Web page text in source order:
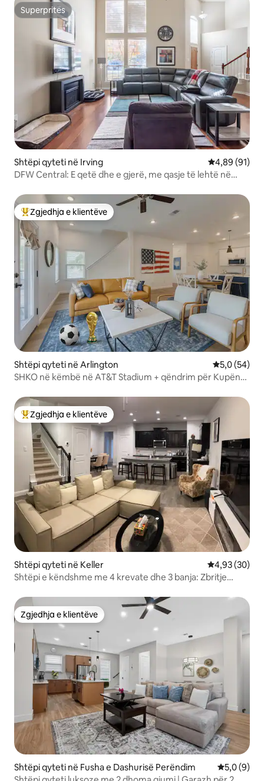
Superpritës
Superpritës
Shtëpi qyteti në Irving Vlerësimi
4,89 (91)
DFW Central: E qetë dhe e gjerë, me qasje të lehtë në
Më të mirat e zgjedhjeve të klientëve
Zgjedhja e klientëve
Shtëpi qyteti në Arlington Vlerësimi
5,0 (54)
SHKO në këmbë në AT&T Stadium + qëndrim për Kupën
Më të mirat e zgjedhjeve të klientëve
Zgjedhja e klientëve
Shtëpi qyteti në Keller Vlerësimi
4,93 (30)
Shtëpi e këndshme me 4 krevate dhe 3 banja: Zbritje
Zgjedhja e klientëve
Zgjedhja e klientëve
Shtëpi qyteti në Fusha e Dashurisë Perëndim Vlerësimi
5,0 (9)